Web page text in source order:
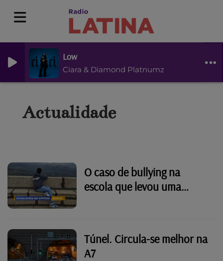
Low
Ciara & Diamond Platnumz
Actualidade
O caso de bullying na
escola que levou uma
Túnel. Circula-se melhor na
A7